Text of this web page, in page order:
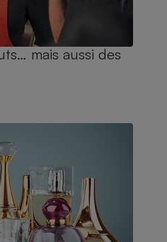
mais aussi des